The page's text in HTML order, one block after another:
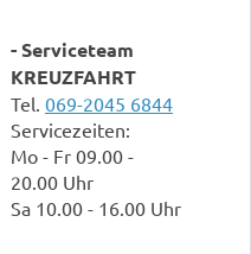
- Serviceteam
KREUZFAHRT
Tel. 069-2045 6844
Servicezeiten:
Mo - Fr 09.00 -
20.00 Uhr
Sa 10.00 - 16.00 Uhr